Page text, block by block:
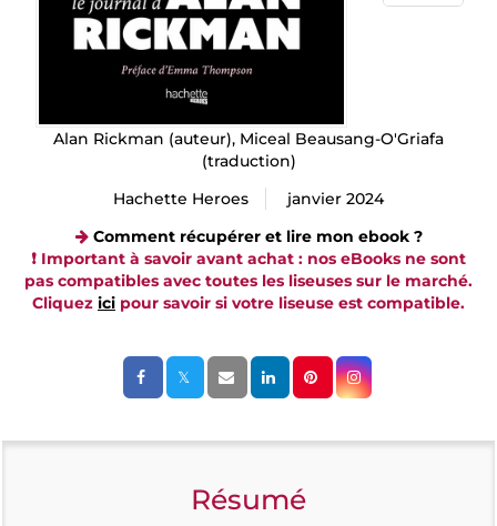
Alan Rickman (auteur), Miceal Beausang-O'Griafa
(traduction)
Hachette Heroes
janvier 2024
Comment récupérer et lire mon ebook ?
❗️ Important à savoir avant achat : nos eBooks ne sont
pas compatibles avec toutes les liseuses sur le marché.
Cliquez ici pour savoir si votre liseuse est compatible.
Résumé